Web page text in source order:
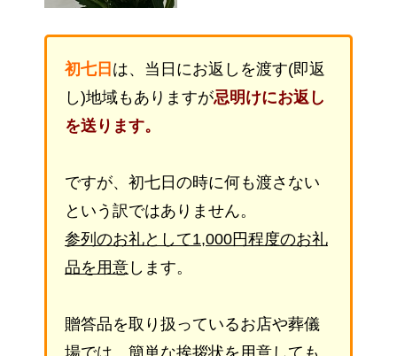
初七日 は、当日にお返しを渡す(即返
し)地域もありますが忌明けにお返し
を送ります。
ですが、初七日の時に何も渡さない
という訳ではありません。
参列のお礼として1,000円程度のお礼
品を用意 します。
贈答品を取り扱っているお店や葬儀